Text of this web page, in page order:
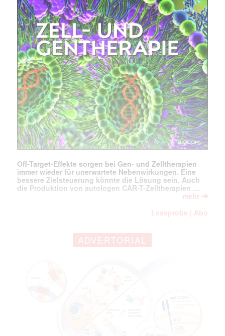
Off-Target-Effekte sorgen bei Gen- und Zelltherapien
immer wieder für unerwartete Nebenwirkungen. Eine
bessere Zielsteuerung könnte die Lösung sein. Auch
die Produktion von autologen CAR-T-Zelltherapien …
mehr ➔
Leseprobe Abo
ADVERTORIAL